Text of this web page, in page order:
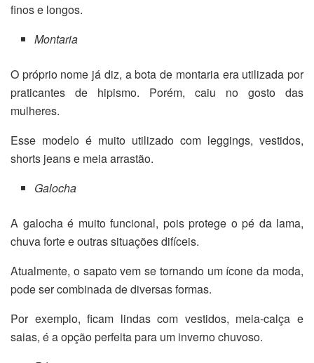
finos e longos.
Montaria
O próprio nome já diz, a bota de montaria era utilizada por
praticantes de hipismo. Porém, caiu no gosto das
mulheres.
Esse modelo é muito utilizado com leggings, vestidos,
shorts jeans e meia arrastão.
Galocha
A galocha é muito funcional, pois protege o pé da lama,
chuva forte e outras situações difíceis.
Atualmente, o sapato vem se tornando um ícone da moda,
pode ser combinada de diversas formas.
Por exemplo, ficam lindas com vestidos, meia-calça e
saias, é a opção perfeita para um inverno chuvoso.